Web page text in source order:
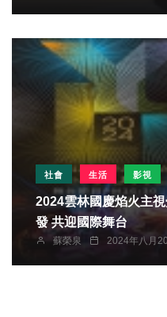
社會 生活 影視
2024雲林國慶焰火主
發 共迎國際舞台
蘇榮泉 2024年八月